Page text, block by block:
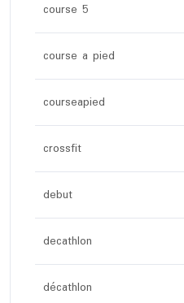
course 5
course a pied
courseapied
crossfit
debut
decathlon
décathlon